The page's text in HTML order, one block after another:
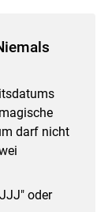
darf nicht
oder